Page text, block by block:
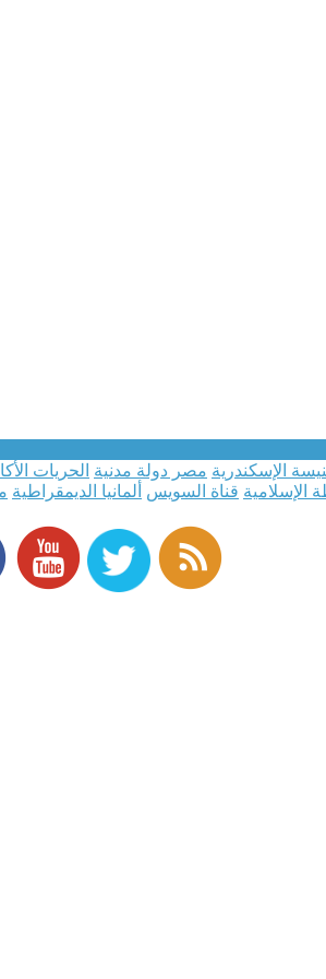
الإسكندرية مصر دولة مدنية الحريات
الإسلامية قناة السويس ألمانيا الديمقراطية